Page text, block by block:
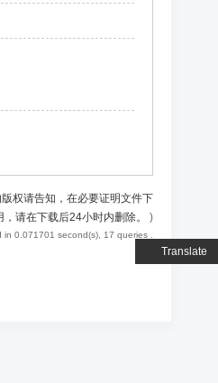
Translate
权请告知，在必要证明文件下
请在下载后24小时内删除。
)
in 0.071701 second(s), 17 queries .